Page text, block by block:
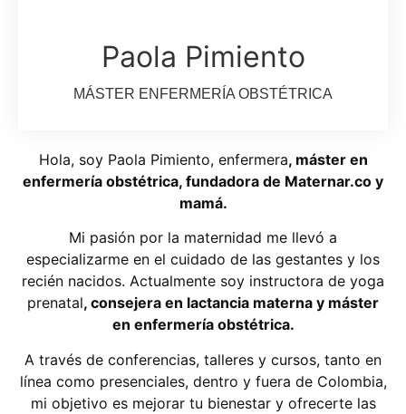
Paola Pimiento
MÁSTER ENFERMERÍA OBSTÉTRICA
Hola, soy Paola Pimiento, enfermera, máster en
enfermería obstétrica, fundadora de Maternar.co y
mamá.
Mi pasión por la maternidad me llevó a
especializarme en el cuidado de las gestantes y los
recién nacidos. Actualmente soy instructora de yoga
prenatal, consejera en lactancia materna y máster
en enfermería obstétrica.
A través de conferencias, talleres y cursos, tanto en
línea como presenciales, dentro y fuera de Colombia,
mi objetivo es mejorar tu bienestar y ofrecerte las